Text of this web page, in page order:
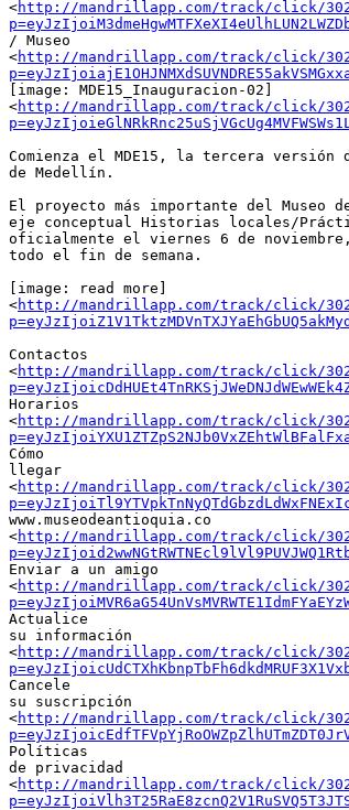
<http://mandrillapp.com/track/click/
/ Museo
<http://mandrillapp.com/track/click/
[image: MDE15_Inauguracion-02]
<http://mandrillapp.com/track/click/
Comienza el MDE15, la tercera
de Medellín.
El proyecto más importante del Museo
eje conceptual Historias locales/
oficialmente el viernes 6 de
todo el fin de semana.
[image: read more]
<http://mandrillapp.com/track/click/
Contactos
<http://mandrillapp.com/track/click/
Horarios
<http://mandrillapp.com/track/click/
Cómo
llegar
<http://mandrillapp.com/track/click/
www.museodeantioquia.co
<http://mandrillapp.com/track/click/
Enviar a un amigo
<http://mandrillapp.com/track/click/
Actualice
su información
<http://mandrillapp.com/track/click/
Cancele
su suscripción
<http://mandrillapp.com/track/click/
Políticas
de privacidad
<http://mandrillapp.com/track/click/